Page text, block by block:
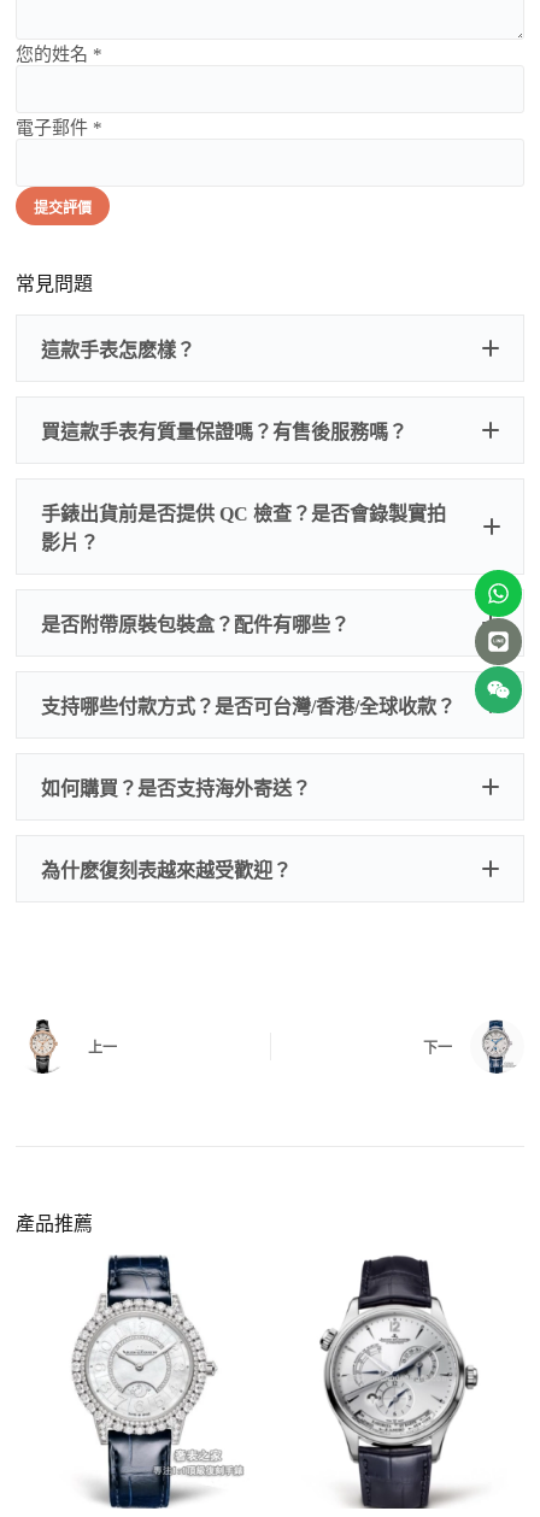
您的姓名 *
電子郵件 *
提交評價
常見問題
這款手表怎麽樣？
買這款手表有質量保證嗎？有售後服務嗎？
非人
為事故，免費維修三年
人為事故我們只收更換配件
的費用，配件很便宜，大多數兩位數，貴一點也就一
手錶出貨前是否提供 QC 檢查？是否會錄製實拍
影片？
QC 品
質檢查
度、錶帶等部位是否完好無瑕、貼合緊密。
是否有異音，再根據款式進行上弦與功能測試。
給您確認，確定沒有問題後才會安排出貨。
是否附帶原裝包裝盒？配件有哪些？
我們默認會提供普通盒子，如果需要原裝盒子可
以找我們搭配，選擇原裝盒子附屬配件：原裝盒
如是鋼帶手錶會贈送拆錶帶工具。
注：部分原裝盒子需要加錢購買，價格也不貴。
支持哪些付款方式？是否可台灣/香港/全球收款？
交易方式
如何購買？是否支持海外寄送？
請先透過網站上的聯繫方式與我們取得聯繫，將您感
們會先幫您確認版本與實際價格。
二、確認款式與價格
客服會與您確認品牌、尺寸、顏色、配件等細節，如
有現貨會直接幫您預留；若需要排單，我們也會事先
說明大約出貨時間。
三、安排付款方式
您可以選擇先付少量訂金預留貨品，餘款在出貨
為什麽復刻表越來越受歡迎？
：以原裝價格的十分之一即可享受相
同外觀與佩戴質感。
合日常通勤與旅行佩戴。
上一 下一
產品推薦